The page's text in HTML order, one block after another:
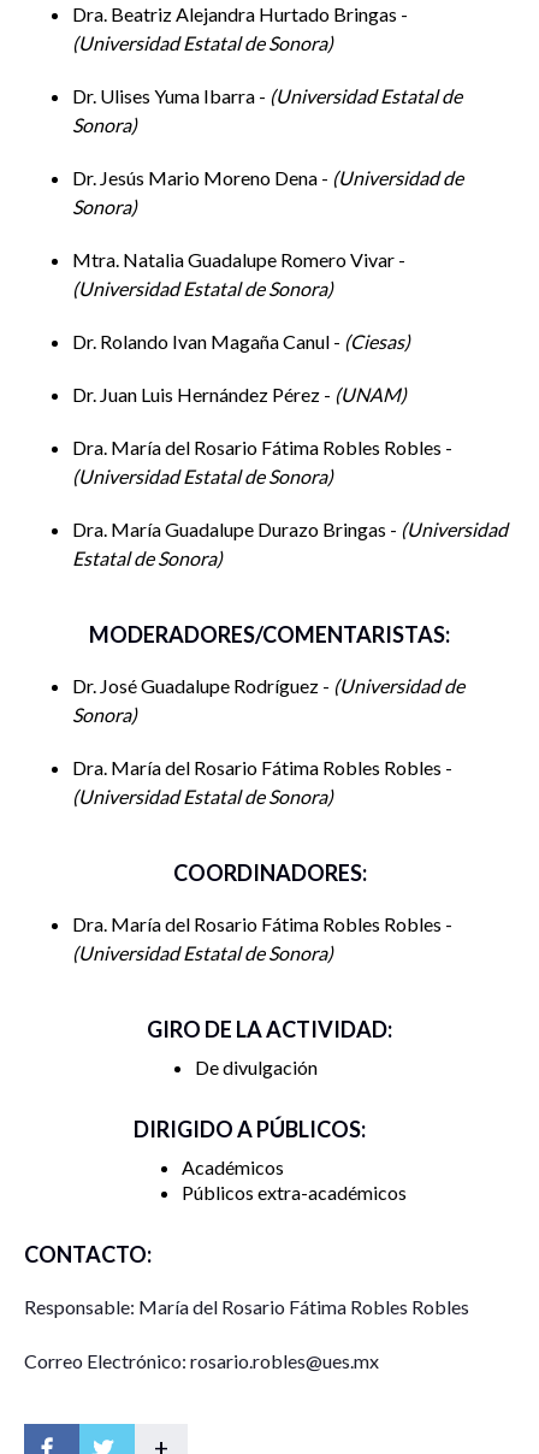
Dra. Beatriz Alejandra Hurtado Bringas -
Universidad Estatal de Sonora
Dr. Ulises Yuma Ibarra - Universidad Estatal de
Sonora
Dr. Jesús Mario Moreno Dena - Universidad de
Sonora
Mtra. Natalia Guadalupe Romero Vivar -
Universidad Estatal de Sonora
Dr. Rolando Ivan Magaña Canul - Ciesas
Dr. Juan Luis Hernández Pérez - UNAM
Dra. María del Rosario Fátima Robles Robles -
Universidad Estatal de Sonora
Dra. María Guadalupe Durazo Bringas - Universidad
Estatal de Sonora
MODERADORES/COMENTARISTAS:
Dr. José Guadalupe Rodríguez - Universidad de
Sonora
Dra. María del Rosario Fátima Robles Robles -
Universidad Estatal de Sonora
COORDINADORES:
Dra. María del Rosario Fátima Robles Robles -
Universidad Estatal de Sonora
GIRO DE LA ACTIVIDAD:
De divulgación
DIRIGIDO A PÚBLICOS:
Académicos
Públicos extra-académicos
CONTACTO:
Responsable: María del Rosario Fátima Robles Robles
Correo Electrónico: rosario.robles@ues.mx
+